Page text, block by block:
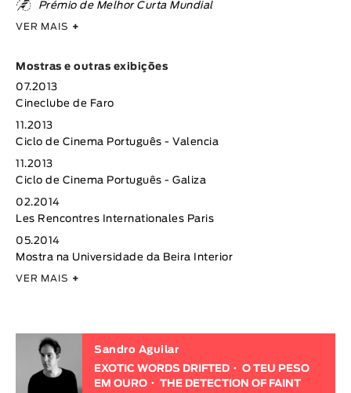
Prémio de Melhor Curta Mundial
VER MAIS +
Mostras e outras exibições
07.2013
Cineclube de Faro
11.2013
Ciclo de Cinema Português - Valencia
11.2013
Ciclo de Cinema Português - Galiza
02.2014
Les Rencontres Internationales Paris
05.2014
Mostra na Universidade da Beira Interior
VER MAIS +
Sandro Aguilar
EXOTIC WORDS DRIFTED
O TEU PESO
EM OURO
THE DETECTION OF FAINT